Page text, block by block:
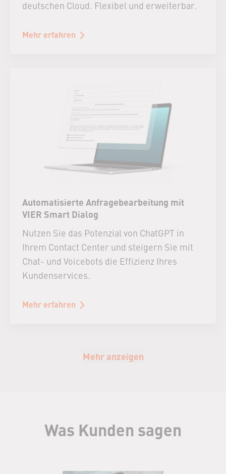
deutschen Cloud. Flexibel und erweiterbar.
Mehr erfahren
Automatisierte Anfragebearbeitung mit
VIER Smart Dialog
Nutzen Sie das Potenzial von ChatGPT in
Ihrem Contact Center und steigern Sie mit
Chat- und Voicebots die Effizienz Ihres
Kundenservices.
Mehr erfahren
Mehr anzeigen
Was Kunden sagen